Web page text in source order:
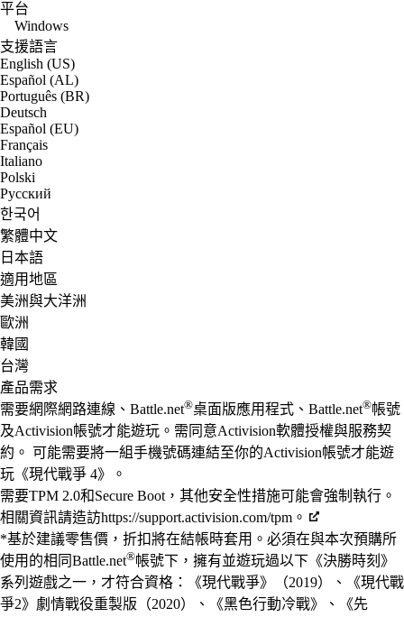
平台
Windows
支援語言
English (US)
Español (AL)
Português (BR)
Deutsch
Español (EU)
Français
Italiano
Polski
Русский
한국어
繁體中文
日本語
適用地區
美洲與大洋洲
歐洲
韓國
台灣
產品需求
需要網際網路連線、Battle.net®桌面版應用程式、Battle.net®帳號
及Activision帳號才能遊玩。需同意Activision軟體授權與服務契
約。 可能需要將一組手機號碼連結至你的Activision帳號才能遊
玩《現代戰爭 4》。
需要TPM 2.0和Secure Boot，其他安全性措施可能會強制執行。
相關資訊請造訪https://support.activision.com/tpm。
*基於建議零售價，折扣將在結帳時套用。必須在與本次預購所
使用的相同Battle.net®帳號下，擁有並遊玩過以下《決勝時刻》
系列遊戲之一，才符合資格：《現代戰爭》（2019）、《現代戰
爭2》劇情戰役重製版（2020）、《黑色行動冷戰》、《先